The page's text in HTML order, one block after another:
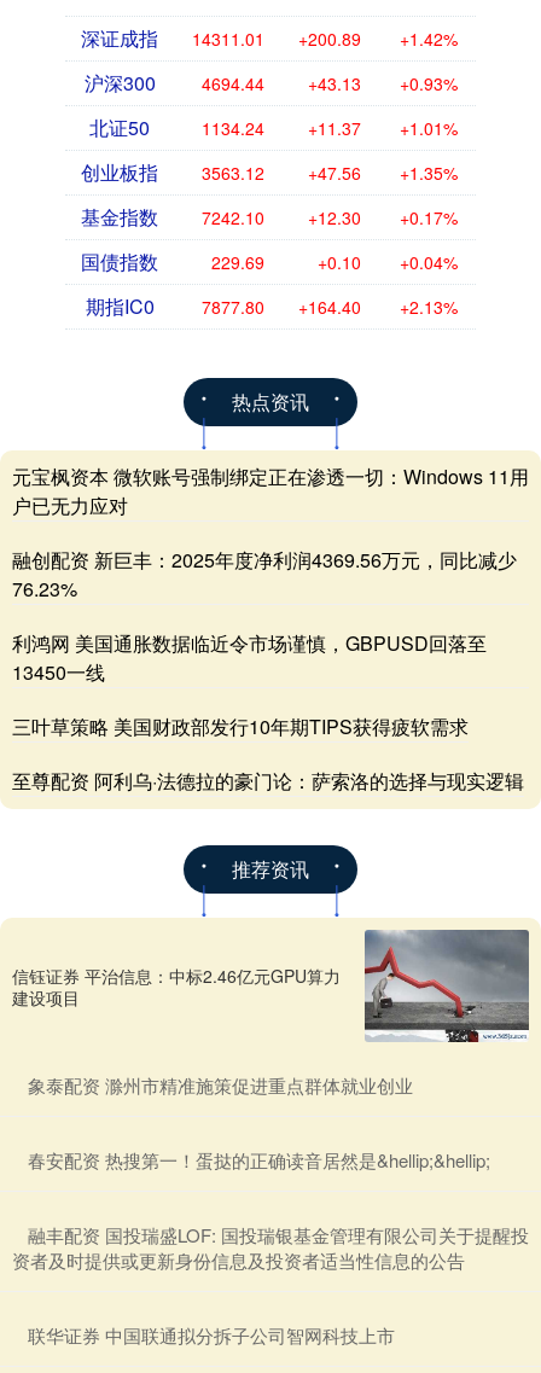
深证成指 14311.01 +200.89 +1.42%
沪深300 4694.44 +43.13 +0.93%
北证50 1134.24 +11.37 +1.01%
创业板指 3563.12 +47.56 +1.35%
基金指数 7242.10 +12.30 +0.17%
国债指数 229.69 +0.10 +0.04%
期指IC0 7877.80 +164.40 +2.13%
热点资讯
元宝枫资本 微软账号强制绑定正在渗透一切：Windows 11用
户已无力应对
融创配资 新巨丰：2025年度净利润4369.56万元，同比减少
76.23%
利鸿网 美国通胀数据临近令市场谨慎，GBPUSD回落至
13450一线
三叶草策略 美国财政部发行10年期TIPS获得疲软需求
至尊配资 阿利乌·法德拉的豪门论：萨索洛的选择与现实逻辑
推荐资讯
信钰证券 平治信息：中标2.46亿元GPU算力
建设项目
​象泰配资 滁州市精准施策促进重点群体就业创业
​春安配资 热搜第一！蛋挞的正确读音居然是&hellip;&hellip;
​融丰配资 国投瑞盛LOF: 国投瑞银基金管理有限公司关于提醒投
资者及时提供或更新身份信息及投资者适当性信息的公告
​联华证券 中国联通拟分拆子公司智网科技上市